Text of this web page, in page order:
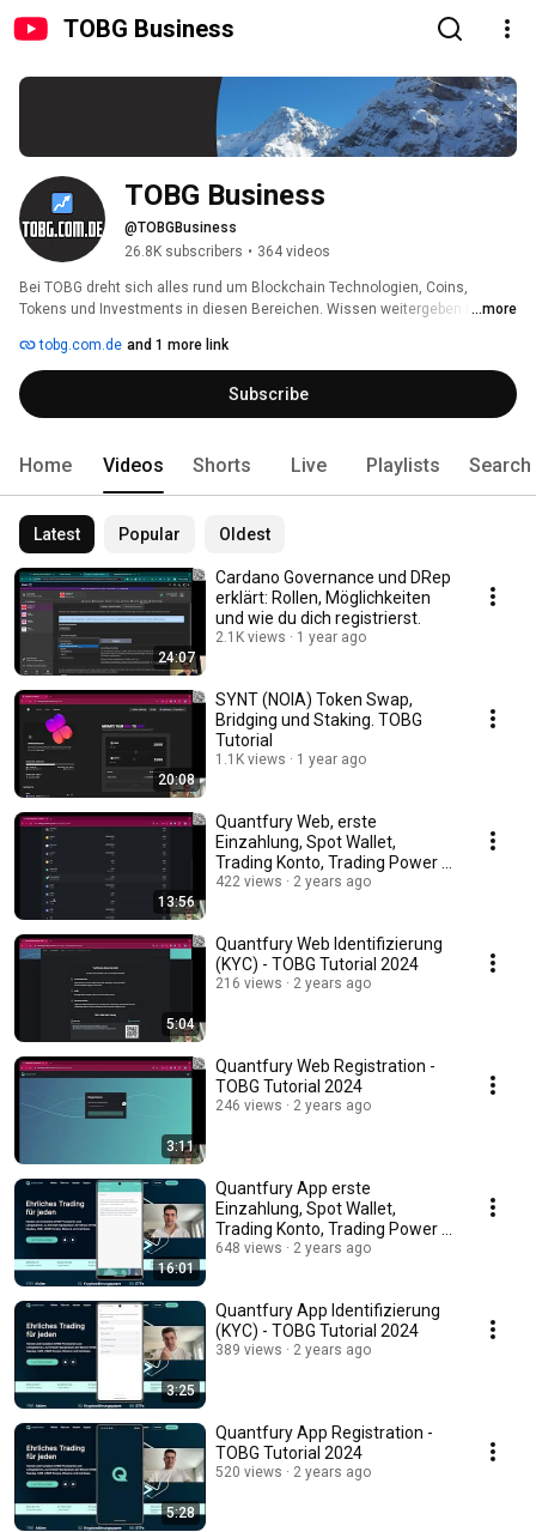
TOBG Business
TOBG Business
@TOBGBusiness
26.8K subscribers • 364 videos
Bei TOBG dreht sich alles rund um Blockchain Technologien, Coins,
Tokens und Investments in diesen Bereichen. Wissen weitergeben macht
...more
tobg.com.de and 1 more link
Subscribe
Home Videos Shorts Live Playlists Search
Latest Popular Oldest
24:07
Cardano Governance und DRep
erklärt: Rollen, Möglichkeiten
und wie du dich registrierst.
2.1K views 1 year ago
20:08
SYNT (NOIA) Token Swap,
Bridging und Staking. TOBG
Tutorial
1.1K views 1 year ago
13:56
Quantfury Web, erste
Einzahlung, Spot Wallet,
Trading Konto, Trading Power -
TOBG Tutorial 2024
422 views 2 years ago
5:04
Quantfury Web Identifizierung
(KYC) - TOBG Tutorial 2024
216 views 2 years ago
3:11
Quantfury Web Registration -
TOBG Tutorial 2024
246 views 2 years ago
16:01
Quantfury App erste
Einzahlung, Spot Wallet,
Trading Konto, Trading Power -
TOBG Tutorial 2024
648 views 2 years ago
3:25
Quantfury App Identifizierung
(KYC) - TOBG Tutorial 2024
389 views 2 years ago
5:28
Quantfury App Registration -
TOBG Tutorial 2024
520 views 2 years ago